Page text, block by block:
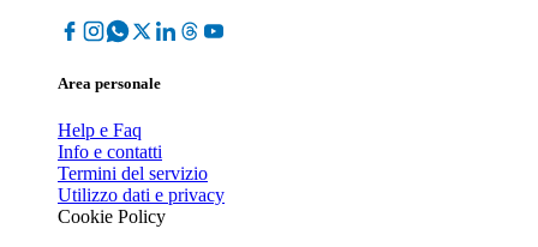
Area personale
Help e Faq
Info e contatti
Termini del servizio
Utilizzo dati e privacy
Cookie Policy